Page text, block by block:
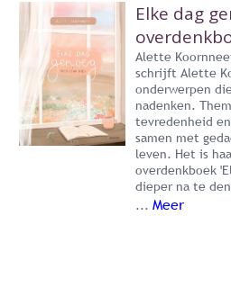
Elke dag
Alette
schrijft Alette
onderwerpen
nadenken.
tevredenheid
samen met
leven. Het is
overdenkboek
dieper na te
... Meer